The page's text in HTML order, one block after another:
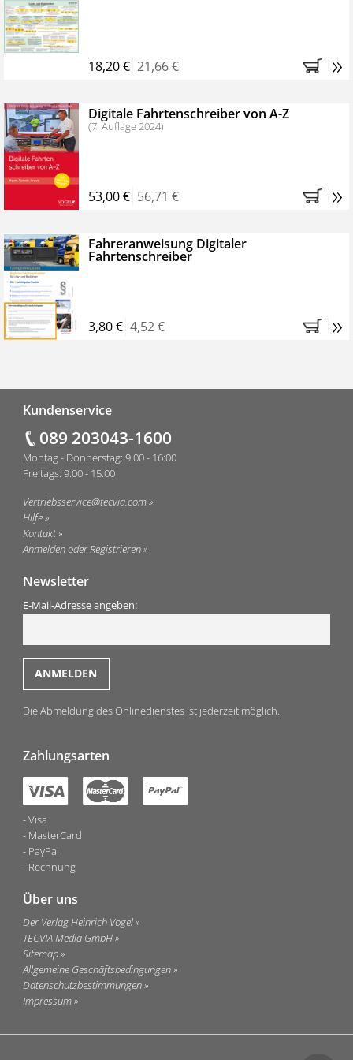
Bestellen Sie jetzt das VerkehrsRundschau Profipaket im
Kennenlern-Abo für zwei Monate (inkl. der derzeitig
Monaten brauchen Sie nichts weiter tun, das
Abonnement endet automatisch, es entstehen keine
weiteren Verpflichtungen.
18,20 € 21,66 € »
Digitale Fahrtenschreiber von A-Z
(7. Auflage 2024)
53,00 € 56,71 € »
Fahreranweisung Digitaler
Fahrtenschreiber
3,80 € 4,52 € »
Kundenservice
089 203043-1600
Montag - Donnerstag: 9:00 - 16:00
Freitags: 9:00 - 15:00
Vertriebsservice@tecvia.com
Hilfe
Kontakt
Anmelden oder Registrieren
Newsletter
E-Mail-Adresse angeben:
Die Abmeldung des Onlinedienstes ist jederzeit möglich.
Zahlungsarten
Visa
MasterCard
PayPal
Rechnung
Über uns
Der Verlag Heinrich Vogel
TECVIA Media GmbH
Sitemap
Allgemeine Geschäftsbedingungen
Datenschutzbestimmungen
Impressum